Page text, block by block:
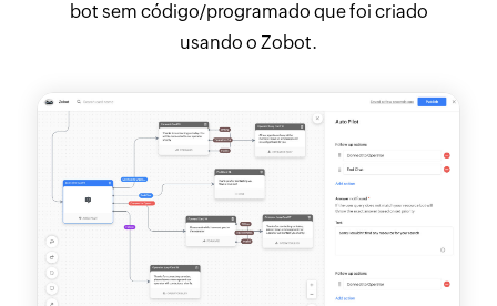
bot sem código/programado que foi criado
usando o Zobot.